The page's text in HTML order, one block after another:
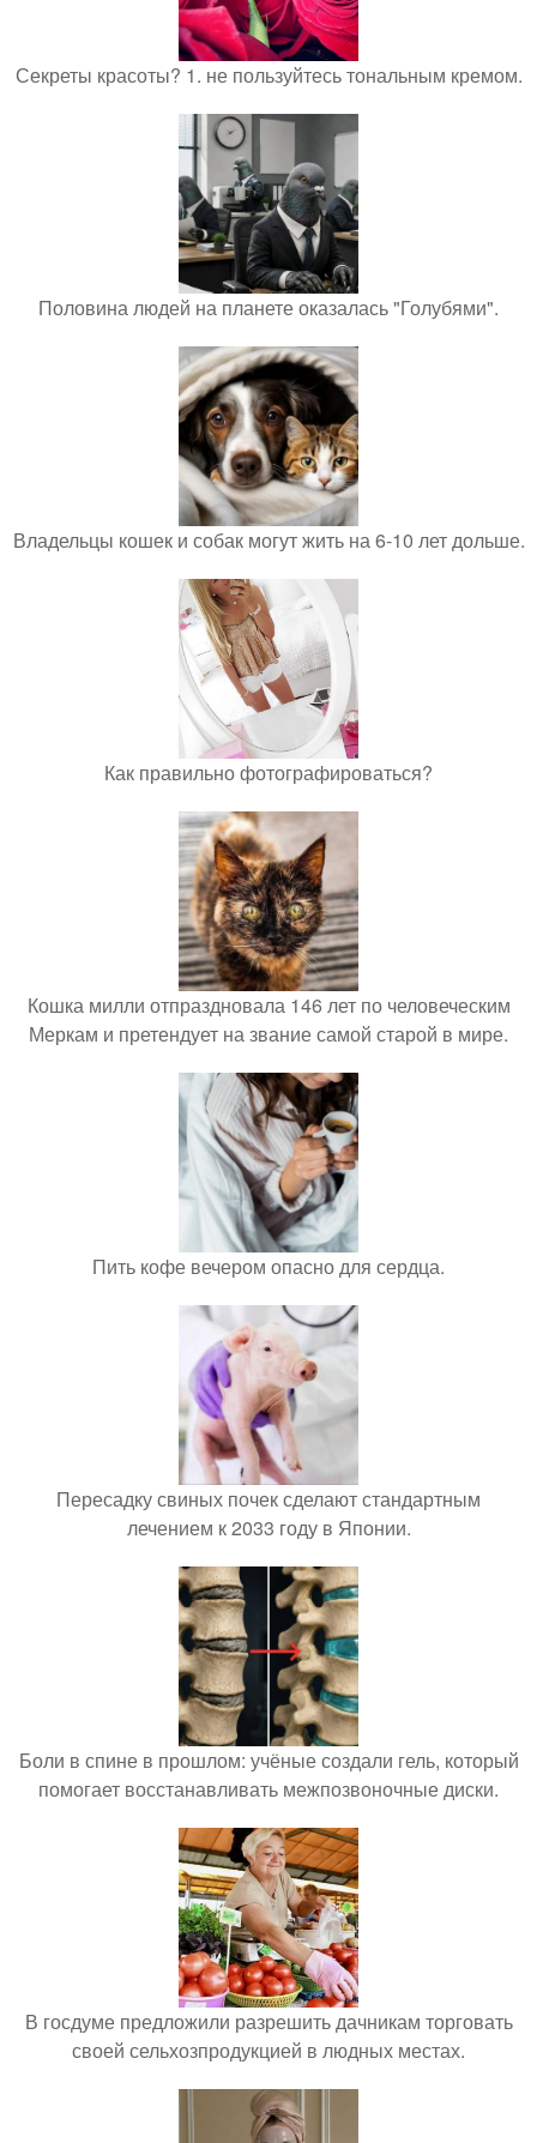
Секреты красоты? 1. не пользуйтесь тональным кремом.
Половина людей на планете оказалась "Голубями".
Владельцы кошек и собак могут жить на 6-10 лет дольше.
Как правильно фотографироваться?
Кошка милли отпраздновала 146 лет по человеческим
Меркам и претендует на звание самой старой в мире.
Пить кофе вечером опасно для сердца.
Пересадку свиных почек сделают стандартным
лечением к 2033 году в Японии.
Боли в спине в прошлом: учёные создали гель, который
помогает восстанавливать межпозвоночные диски.
В госдуме предложили разрешить дачникам торговать
своей сельхозпродукцией в людных местах.